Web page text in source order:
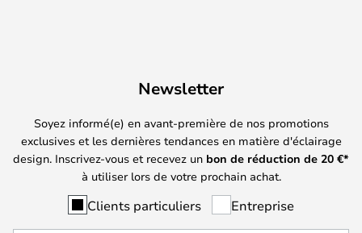
Newsletter
Soyez informé(e) en avant-première de nos promotions
exclusives et les dernières tendances en matière d'éclairage
design. Inscrivez-vous et recevez un bon de réduction de 20 €*
à utiliser lors de votre prochain achat.
Clients particuliers Entreprise